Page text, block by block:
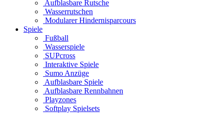
Aufblasbare Rutsche
Wasserrutschen
Modularer Hindernisparcours
Spiele
Fußball
Wasserspiele
SUPcross
Interaktive Spiele
Sumo Anzüge
Aufblasbare Spiele
Aufblasbare Rennbahnen
Playzones
Softplay Spielsets